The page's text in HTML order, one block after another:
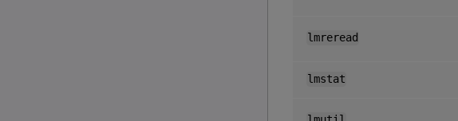
lmreread
lmstat